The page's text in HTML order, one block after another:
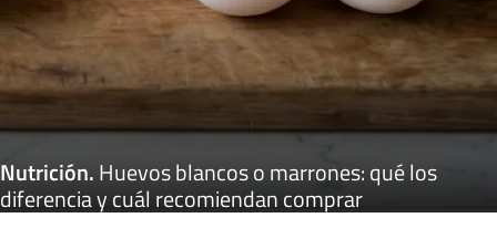
Nutrición.Huevos blancos o marrones: qué los
diferencia y cuál recomiendan comprar